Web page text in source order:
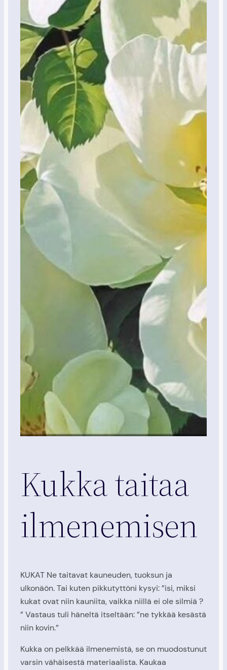
Kukka taitaa
ilmenemisen
KUKAT Ne taitavat kauneuden, tuoksun ja
ulkonäön. Tai kuten pikkutyttöni kysyi: ”isi, miksi
kukat ovat niin kauniita, vaikka niillä ei ole silmiä ?
” Vastaus tuli häneltä itseltään: ”ne tykkää kesästä
niin kovin.”
Kukka on pelkkää ilmenemistä, se on muodostunut
varsin vähäisestä materiaalista. Kaukaa